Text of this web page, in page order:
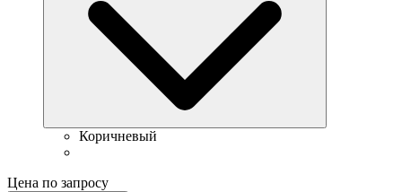
Коричневый
Цена по запросу